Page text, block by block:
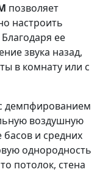
позволяет
настроить
ее
звука назад,
в комнату или с
демпфированием
воздушную
басов и средних
однородность
потолок, стена